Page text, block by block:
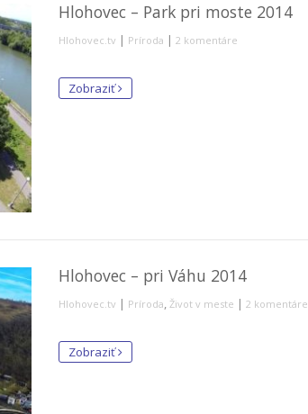
Hlohovec – Park pri moste 2014
Hlohovec.tv | Príroda | 2 komentáre
Zobraziť
Hlohovec – pri Váhu 2014
Hlohovec.tv | Príroda, Život v meste | 2 komentáre
Zobraziť